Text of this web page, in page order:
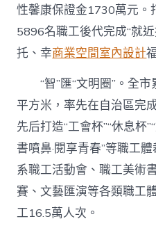
性馨康保證金1730萬元。
5896名職工後代完成“就
托、幸商業空間室內設計
“智”匯“文明圈”。全
平方米，率先在自治區完
先后打造“工會杯”“休息杯
書噴鼻·閱享青春”等職工
系職工活動會、職工美術
賽、文藝匯演等各類職工
工16.5萬人次。